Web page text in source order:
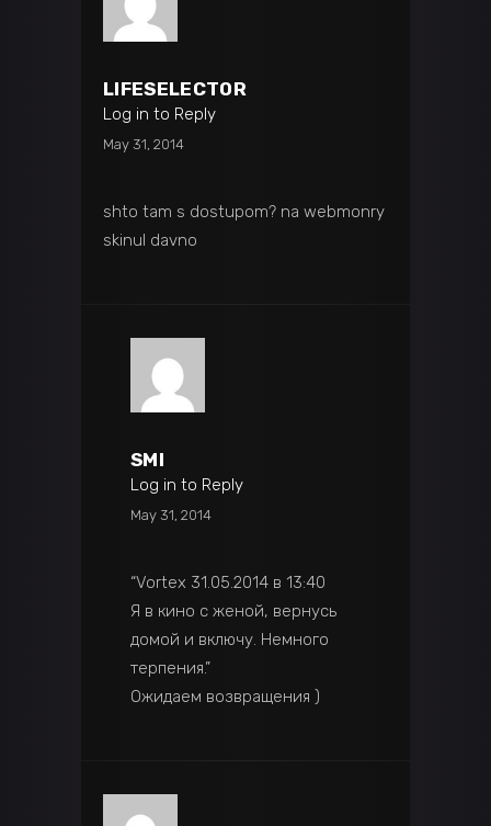
LIFESELECTOR
Log in to Reply
May 31, 2014
shto tam s dostupom? na webmonry
skinul davno
SMI
Log in to Reply
May 31, 2014
“Vortex 31.05.2014 в 13:40
Я в кино с женой, вернусь
домой и включу. Немного
терпения.”
Ожидаем возвращения )